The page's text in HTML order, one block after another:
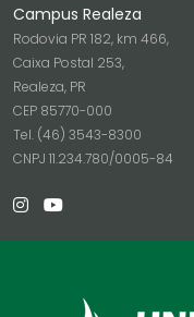
Campus Realeza
Rodovia PR 182, km 466,
Caixa Postal 253,
Realeza, PR
CEP 85770-000
Tel. (46) 3543-8300
CNPJ 11.234.780/0005-84